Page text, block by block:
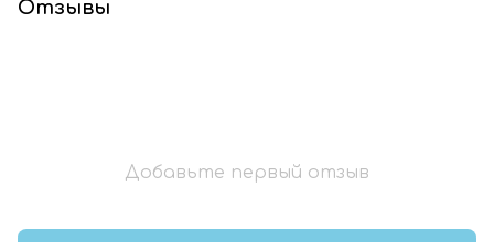
Отзывы
Добавьте первый отзыв